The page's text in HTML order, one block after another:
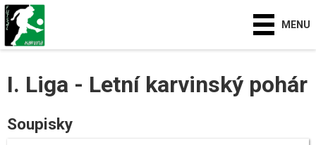
MENU
I. Liga - Letní karvinský pohár
Soupisky